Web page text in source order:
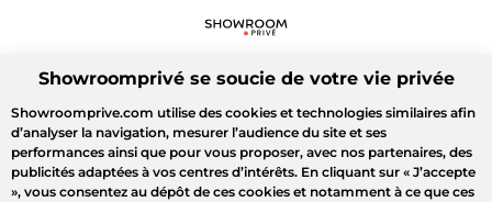
Showroomprivé se soucie de votre vie privée
Showroomprive.com utilise des cookies et technologies similaires afin
d’analyser la navigation, mesurer l’audience du site et ses
performances ainsi que pour vous proposer, avec nos partenaires, des
publicités adaptées à vos centres d’intérêts. En cliquant sur « J’accepte
», vous consentez au dépôt de ces cookies et notamment à ce que ces